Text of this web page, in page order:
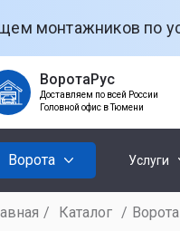
монтажников по
ВоротаРус
Доставляем по всей России
Головной офис в Тюмени
Ворота Услуги
/ Каталог / Ворота